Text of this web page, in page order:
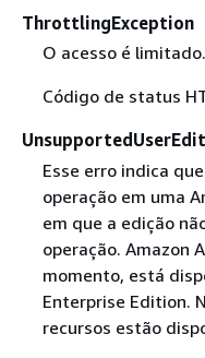
ThrottlingException
O acesso é limitado.
Código de status
Esse erro indica
operação em uma
em que a edição
operação. Amazon
momento, está
Enterprise Edition.
recursos estão